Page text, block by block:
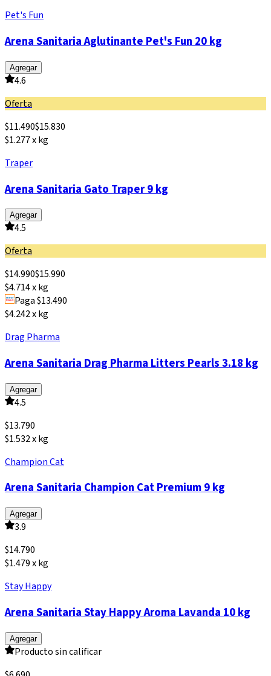
Pet's Fun
Arena Sanitaria Aglutinante Pet's Fun 20 kg
Agregar
4.6
Oferta
$11.490$15.830
$1.277 x kg
Traper
Arena Sanitaria Gato Traper 9 kg
Agregar
4.5
Oferta
$14.990$15.990
$4.714 x kg
Paga $13.490
$4.242 x kg
Drag Pharma
Arena Sanitaria Drag Pharma Litters Pearls 3.18 kg
Agregar
4.5
$13.790
$1.532 x kg
Champion Cat
Arena Sanitaria Champion Cat Premium 9 kg
Agregar
3.9
$14.790
$1.479 x kg
Stay Happy
Arena Sanitaria Stay Happy Aroma Lavanda 10 kg
Agregar
Producto sin calificar